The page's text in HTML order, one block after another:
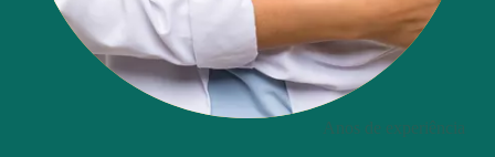
Anos de experiência